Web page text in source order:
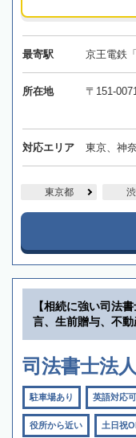
最寄駅 京王電鉄
所在地 〒151-
対応エリア 東京、神
東京都
【相続に強い司法
言、生前贈与、不
司法書士法
駐車場あり 英語対応可
役所から近い 土日祝